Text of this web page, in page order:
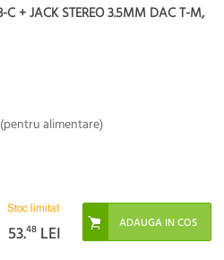
C + JACK STEREO 3.5MM DAC T-M,
alimentare)
Stoc limitat
53.48 LEI